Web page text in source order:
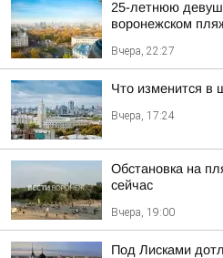
25-летнюю
воронежском
Вчера, 22:27
Что изменится в
Вчера, 17:24
Обстановка на
сейчас
Вчера, 19:00
Под Лисками